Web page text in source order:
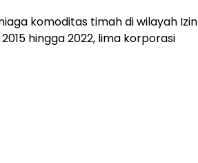
komoditas timah di wilayah Izin
hingga 2022, lima korporasi